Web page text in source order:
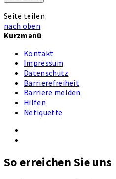
Seite teilen
nach oben
Kurzmenü
Kontakt
Impressum
Datenschutz
Barrierefreiheit
Barriere melden
Hilfen
Netiquette
So erreichen Sie uns